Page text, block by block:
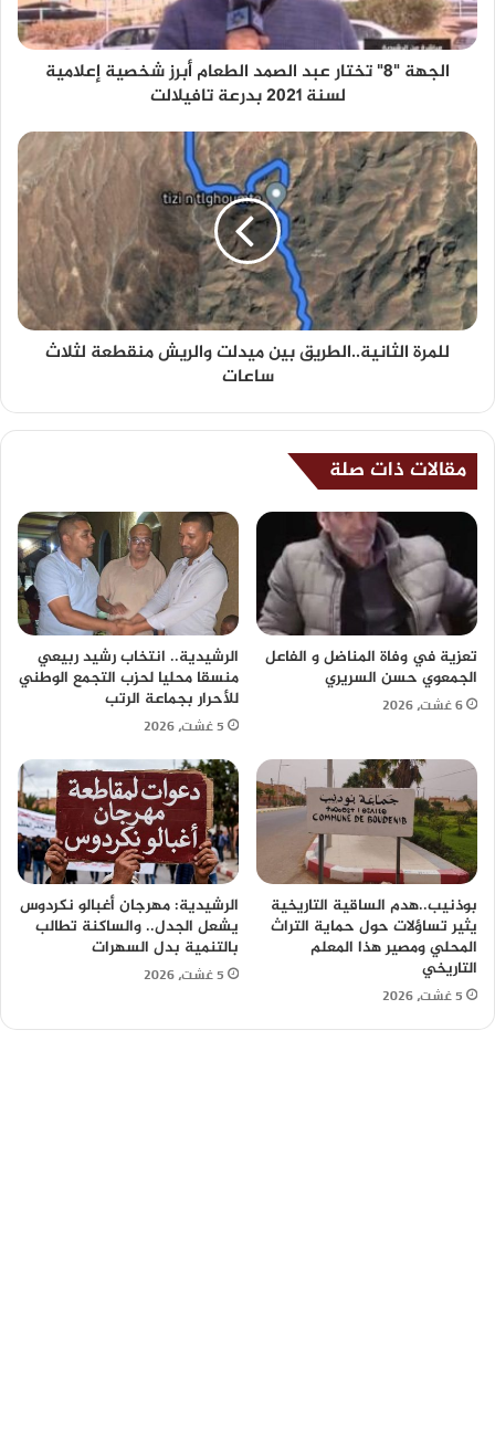
الجهة "8" تختار عبد الصمد الطعام أبرز شخصية إعلامية
لسنة 2021 بدرعة تافيلالت
للمرة الثانية..الطريق بين ميدلت والريش منقطعة لثلاث
ساعات
مقالات ذات صلة
تعزية في وفاة المناضل و الفاعل
الجمعوي حسن السريري
6 غشت، 2026
الرشيدية.. انتخاب رشيد ربيعي
منسقا محليا لحزب التجمع الوطني
للأحرار بجماعة الرتب
5 غشت، 2026
بوذنيب..هدم الساقية التاريخية
يثير تساؤلات حول حماية التراث
المحلي ومصير هذا المعلم
التاريخي
5 غشت، 2026
الرشيدية: مهرجان أغبالو نكردوس
يشعل الجدل.. والساكنة تطالب
بالتنمية بدل السهرات
5 غشت، 2026